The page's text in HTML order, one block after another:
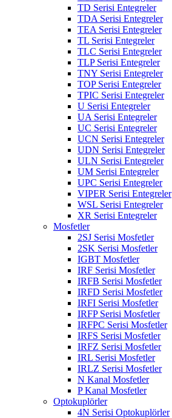
TD Serisi Entegreler
TDA Serisi Entegreler
TEA Serisi Entegreler
TL Serisi Entegreler
TLC Serisi Entegreler
TLP Serisi Entegreler
TNY Serisi Entegreler
TOP Serisi Entegreler
TPIC Serisi Entegreler
U Serisi Entegreler
UA Serisi Entegreler
UC Serisi Entegreler
UCN Serisi Entegreler
UDN Serisi Entegreler
ULN Serisi Entegreler
UM Serisi Entegreler
UPC Serisi Entegreler
VIPER Serisi Entegreler
WSL Serisi Entegreler
XR Serisi Entegreler
Mosfetler
2SJ Serisi Mosfetler
2SK Serisi Mosfetler
IGBT Mosfetler
IRF Serisi Mosfetler
IRFB Serisi Mosfetler
IRFD Serisi Mosfetler
IRFI Serisi Mosfetler
IRFP Serisi Mosfetler
IRFPC Serisi Mosfetler
IRFS Serisi Mosfetler
IRFZ Serisi Mosfetler
IRL Serisi Mosfetler
IRLZ Serisi Mosfetler
N Kanal Mosfetler
P Kanal Mosfetler
Optokuplörler
4N Serisi Optokuplörler